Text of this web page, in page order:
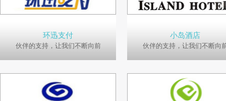
环迅支付
伙伴的支持，让我们不断向前
小岛酒店
伙伴的支持，让我们不断向